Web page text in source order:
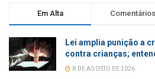
Em Alta Comentários
Lei amplia punição a
contra crianças;
8 DE AGOSTO DE 2026